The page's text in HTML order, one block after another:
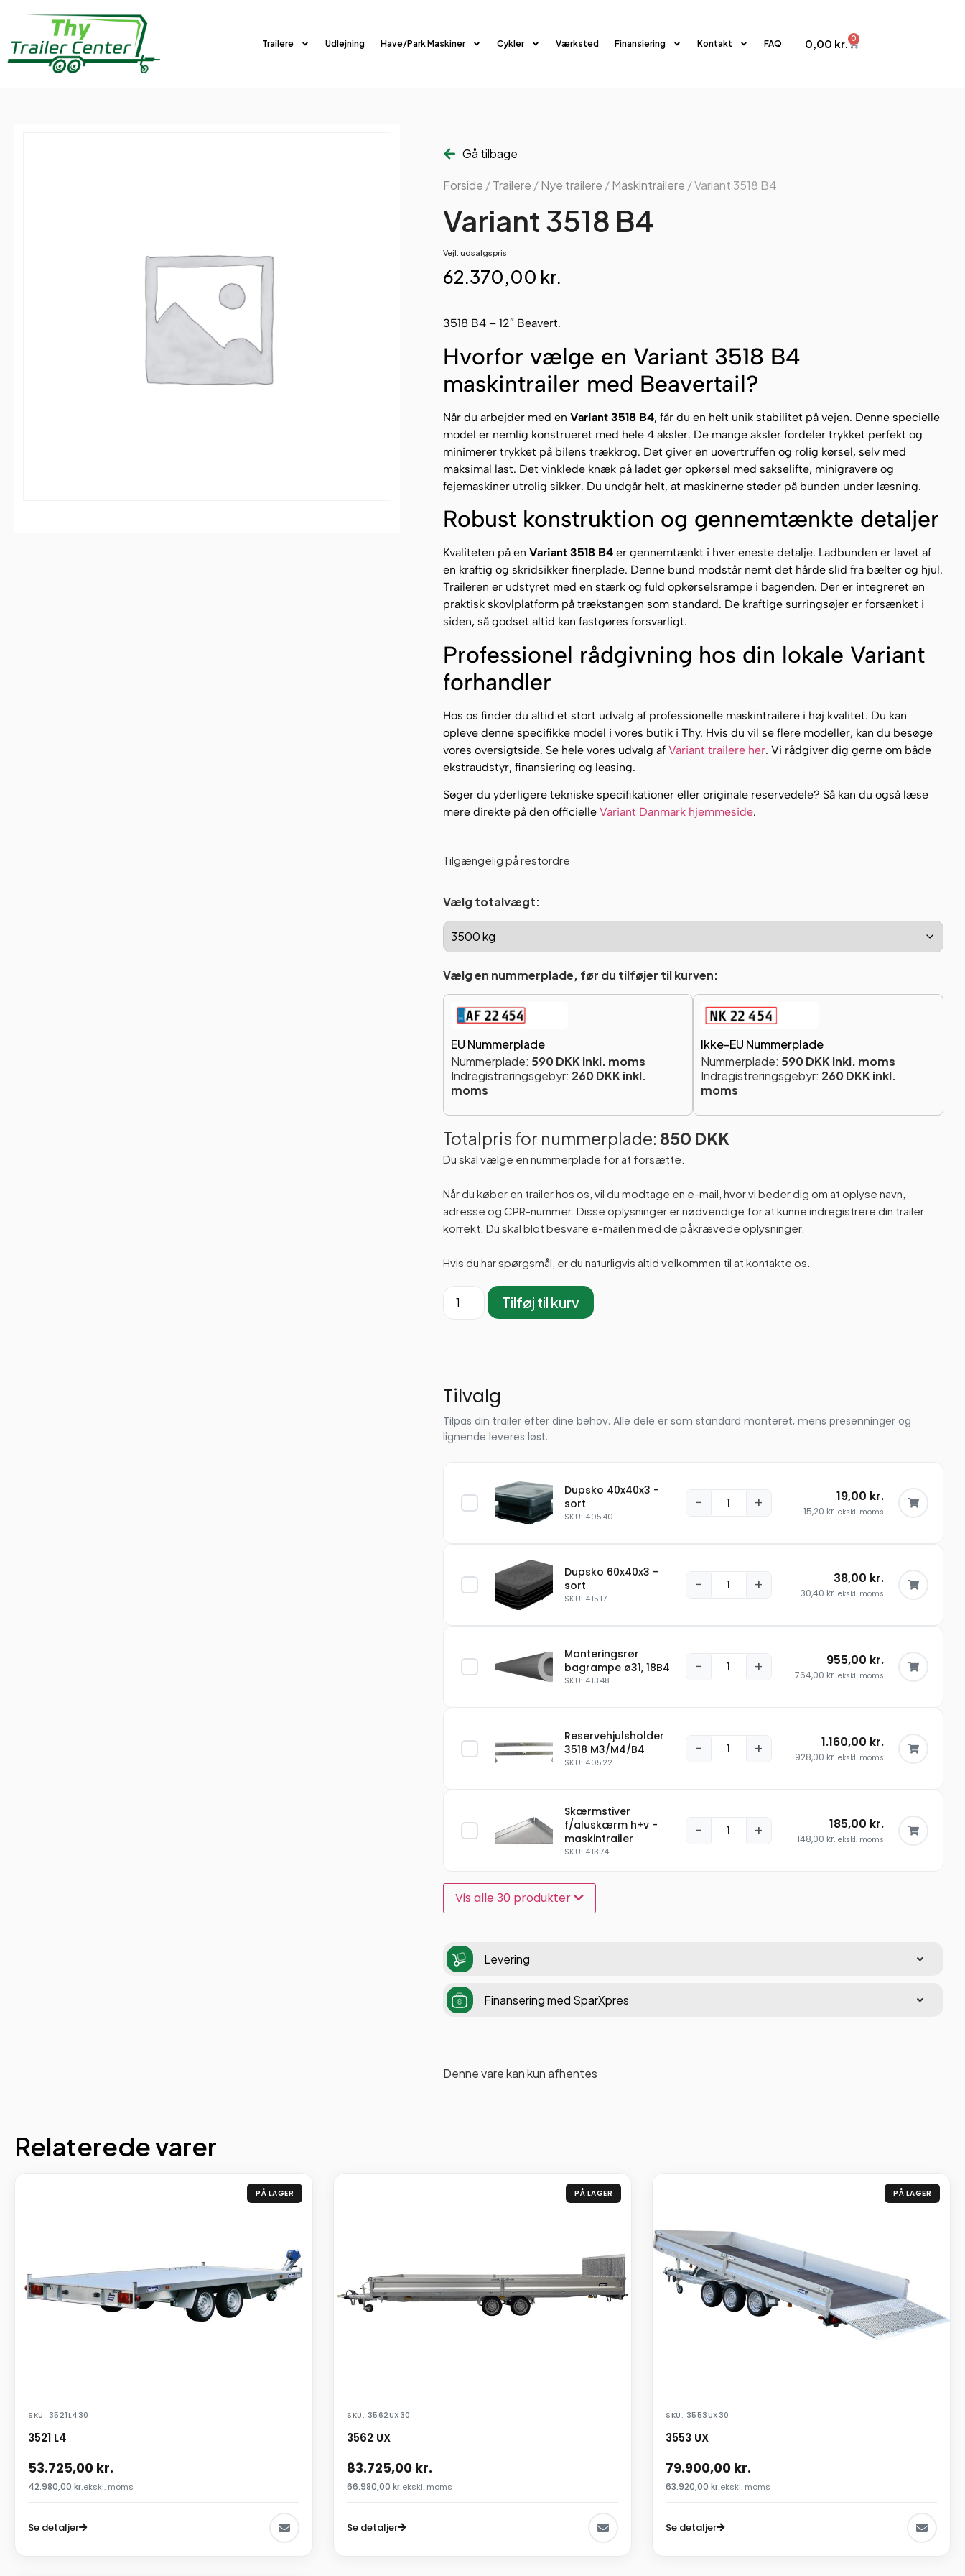
Trailere Udlejning Have/Park Maskiner Cykler Værksted Finansiering Kontakt FAQ 0,00 kr. 0
Gå tilbage
Forside /Trailere /Nye trailere /Maskintrailere / Variant 3518 B4
Variant 3518 B4
Vejl. udsalgspris
62.370,00 kr.
3518 B4 – 12″ Beavert.
Hvorfor vælge en Variant 3518 B4
maskintrailer med Beavertail?
Når du arbejder med en Variant 3518 B4, får du en helt unik stabilitet på vejen. Denne specielle
model er nemlig konstrueret med hele 4 aksler. De mange aksler fordeler trykket perfekt og
minimerer trykket på bilens trækkrog. Det giver en uovertruffen og rolig kørsel, selv med
maksimal last. Det vinklede knæk på ladet gør opkørsel med sakselifte, minigravere og
fejemaskiner utrolig sikker. Du undgår helt, at maskinerne støder på bunden under læsning.
Robust konstruktion og gennemtænkte detaljer
Kvaliteten på en Variant 3518 B4er gennemtænkt i hver eneste detalje. Ladbunden er lavet af
en kraftig og skridsikker finerplade. Denne bund modstår nemt det hårde slid fra bælter og hjul.
Traileren er udstyret med en stærk og fuld opkørselsrampe i bagenden. Der er integreret en
praktisk skovlplatform på trækstangen som standard. De kraftige surringsøjer er forsænket i
siden, så godset altid kan fastgøres forsvarligt.
Professionel rådgivning hos din lokale Variant
forhandler
Hos os finder du altid et stort udvalg af professionelle maskintrailere i høj kvalitet. Du kan
opleve denne specifikke model i vores butik i Thy. Hvis du vil se flere modeller, kan du besøge
vores oversigtside. Se hele vores udvalg af Variant trailere her. Vi rådgiver dig gerne om både
ekstraudstyr, finansiering og leasing.
Søger du yderligere tekniske specifikationer eller originale reservedele? Så kan du også læse
mere direkte på den officielle Variant Danmark hjemmeside.
Tilgængelig på restordre
Vælg totalvægt:
Vælg en nummerplade, før du tilføjer til kurven:
EU Nummerplade
Nummerplade: 590 DKK inkl. moms
Indregistreringsgebyr: 260 DKK inkl.
moms
Ikke-EU Nummerplade
Nummerplade: 590 DKK inkl. moms
Indregistreringsgebyr: 260 DKK inkl.
moms
Totalpris for nummerplade: 850 DKK
Du skal vælge en nummerplade for at forsætte.
Når du køber en trailer hos os, vil du modtage en e-mail, hvor vi beder dig om at oplyse navn,
adresse og CPR-nummer. Disse oplysninger er nødvendige for at kunne indregistrere din trailer
korrekt. Du skal blot besvare e-mailen med de påkrævede oplysninger.
Hvis du har spørgsmål, er du naturligvis altid velkommen til at kontakte os.
Tilføj til kurv
Tilvalg
Tilpas din trailer efter dine behov. Alle dele er som standard monteret, mens presenninger og
lignende leveres løst.
Dupsko 40x40x3 -
sort
SKU: 40540
− + 19,00 kr.
15,20 kr. ekskl. moms
Dupsko 60x40x3 -
sort
SKU: 41517
− + 38,00 kr.
30,40 kr. ekskl. moms
Monteringsrør
bagrampe ø31, 18B4
SKU: 41348
− + 955,00 kr.
764,00 kr. ekskl. moms
Reservehjulsholder
3518 M3/M4/B4
SKU: 40522
− + 1.160,00 kr.
928,00 kr. ekskl. moms
Skærmstiver
f/aluskærm h+v -
maskintrailer
SKU: 41374
− + 185,00 kr.
148,00 kr. ekskl. moms
Vis alle 30 produkter
Levering
Finansering med SparXpres
Denne vare kan kun afhentes
Relaterede varer
PÅ LAGER
SKU: 3521L430
3521 L4
53.725,00 kr.
42.980,00 kr.ekskl. moms
Se detaljer
PÅ LAGER
SKU: 3562UX30
3562 UX
83.725,00 kr.
66.980,00 kr.ekskl. moms
Se detaljer
PÅ LAGER
SKU: 3553UX30
3553 UX
79.900,00 kr.
63.920,00 kr.ekskl. moms
Se detaljer